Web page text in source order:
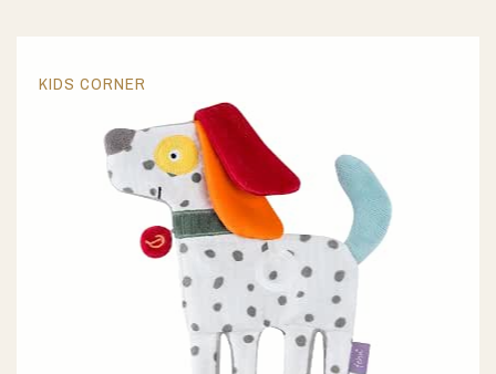
KIDS CORNER